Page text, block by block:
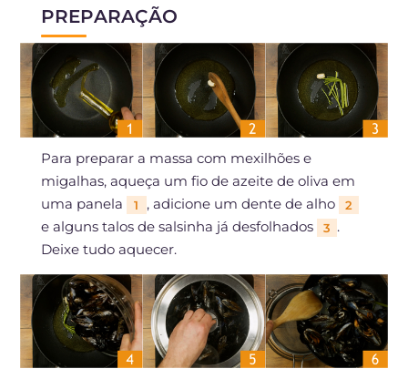
PREPARAÇÃO
Para preparar a massa com mexilhões e
migalhas, aqueça um fio de azeite de oliva em
uma panela
1 , adicione um dente de alho 2
e alguns talos de salsinha já desfolhados 3 .
Deixe tudo aquecer.